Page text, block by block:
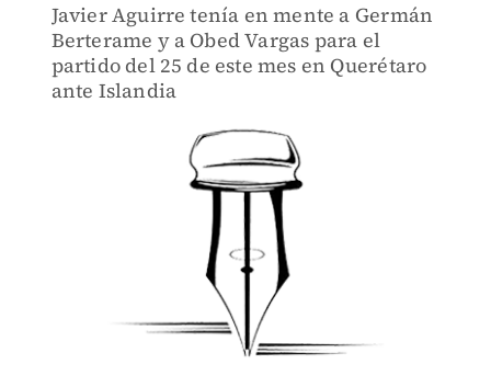
Javier Aguirre tenía en mente a Germán
Berterame y a Obed Vargas para el
partido del 25 de este mes en Querétaro
ante Islandia